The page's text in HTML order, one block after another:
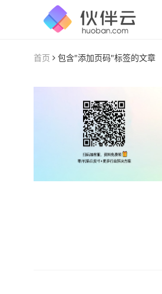
首页 包含"添加页码"标签的文章